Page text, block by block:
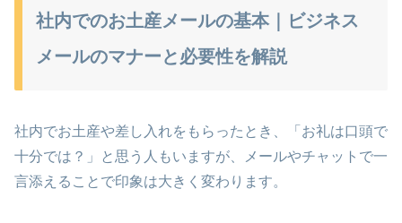
社内でのお土産メールの基本｜ビジネス
メールのマナーと必要性を解説
社内でお土産や差し入れをもらったとき、「お礼は口頭で
十分では？」と思う人もいますが、メールやチャットで一
言添えることで印象は大きく変わります。